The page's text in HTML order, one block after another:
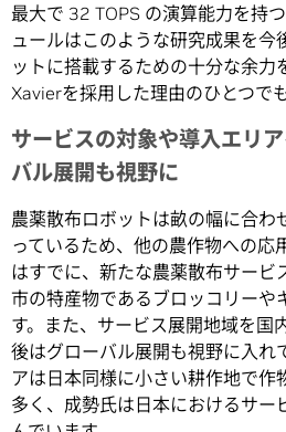
最大で 32 TOPS の演算能力を持
ュールはこのような研究成果を今
ットに搭載するための十分な余力
Xavierを採用した理由のひとつで
サービスの対象や導入エリ
バル展開も視野に
農薬散布ロボットは畝の幅に合わ
っているため、他の農作物への応
はすでに、新たな農薬散布サービ
市の特産物であるブロッコリーや
す。また、サービス展開地域を国
後はグローバル展開も視野に入れ
アは日本同様に小さい耕作地で作
多く、成勢氏は日本におけるサー